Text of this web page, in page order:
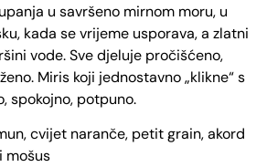
u savršeno mirnom moru, u
kada se vrijeme usporava, a zlatni
vode. Sve djeluje pročišćeno,
Miris koji jednostavno „klikne“ s
spokojno, potpuno.
cvijet naranče, petit grain, akord
mošus